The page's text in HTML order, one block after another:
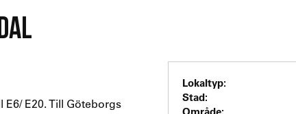
E20. Till Göteborgs
Lokaltyp:
Stad:
Område: